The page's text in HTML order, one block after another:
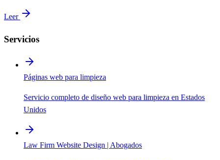
Leer
Servicios
Páginas web para limpieza
Servicio completo de diseño web para limpieza en Estados
Unidos
Law Firm Website Design | Abogados